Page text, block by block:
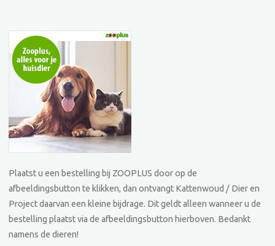
Plaatst u een bestelling bij ZOOPLUS door op de
afbeeldingsbutton te klikken, dan ontvangt Kattenwoud / Dier en
Project daarvan een kleine bijdrage. Dit geldt alleen wanneer u de
bestelling plaatst via de afbeeldingsbutton hierboven. Bedankt
namens de dieren!